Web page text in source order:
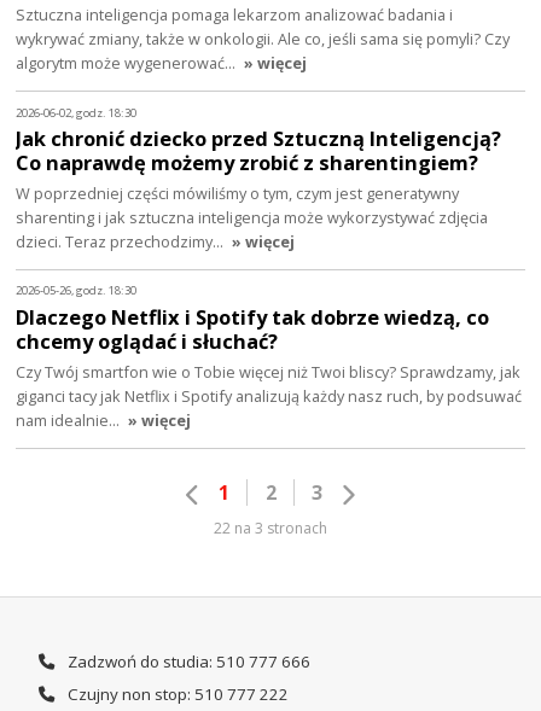
Sztuczna inteligencja pomaga lekarzom analizować badania i
wykrywać zmiany, także w onkologii. Ale co, jeśli sama się pomyli? Czy
algorytm może wygenerować… » więcej
2026-06-02, godz. 18:30
Jak chronić dziecko przed Sztuczną Inteligencją?
Co naprawdę możemy zrobić z sharentingiem?
W poprzedniej części mówiliśmy o tym, czym jest generatywny
sharenting i jak sztuczna inteligencja może wykorzystywać zdjęcia
dzieci. Teraz przechodzimy… » więcej
2026-05-26, godz. 18:30
Dlaczego Netflix i Spotify tak dobrze wiedzą, co
chcemy oglądać i słuchać?
Czy Twój smartfon wie o Tobie więcej niż Twoi bliscy? Sprawdzamy, jak
giganci tacy jak Netflix i Spotify analizują każdy nasz ruch, by podsuwać
nam idealnie… » więcej
1 2 3
22 na 3 stronach
Zadzwoń do studia: 510 777 666
Czujny non stop: 510 777 222